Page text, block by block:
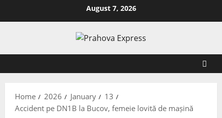
August 7, 2026
Home 2026 January
13
Accident pe DN1B la Bucov, femeie lovită de mașină